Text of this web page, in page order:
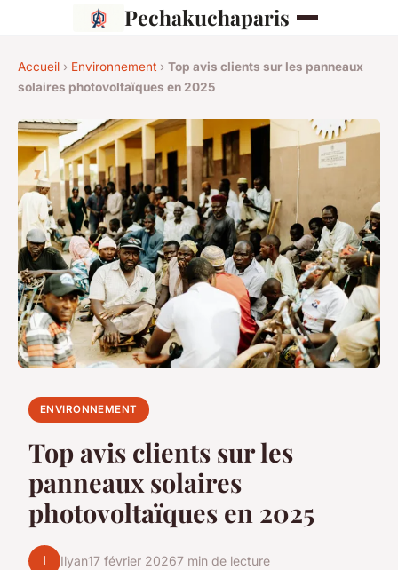
Pechakuchaparis
Accueil › Environnement › Top avis clients sur les panneaux
solaires photovoltaïques en 2025
ENVIRONNEMENT
Top avis clients sur les
panneaux solaires
photovoltaïques en 2025
I Ilyan17 février 20267 min de lecture